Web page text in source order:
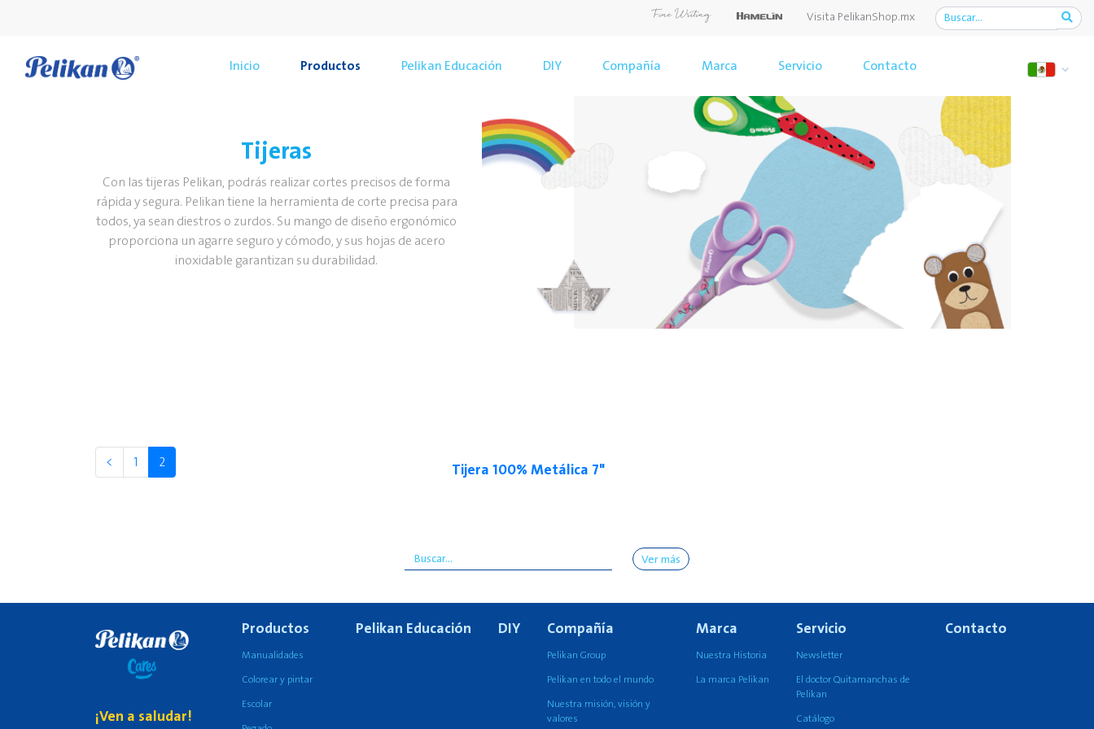
Visita PelikanShop.mx
Inicio Productos Pelikan Educación DIY Compañía Marca Servicio Contacto
Tijeras
Con las tijeras Pelikan, podrás realizar cortes precisos de forma
rápida y segura. Pelikan tiene la herramienta de corte precisa para
todos, ya sean diestros o zurdos. Su mango de diseño ergonómico
proporciona un agarre seguro y cómodo, y sus hojas de acero
inoxidable garantizan su durabilidad.
Tijera 100% Metálica 7"
< 1 2
Ver más
¡Ven a saludar!
Productos
Manualidades
Colorear y pintar
Escolar
Pelikan Educación DIY Compañía
Pelikan Group
Pelikan en todo el mundo
Nuestra misión, visión y
valores
Marca
Nuestra Historia
La marca Pelikan
Servicio
Newsletter
El doctor Quitamanchas de
Pelikan
Catálogo
Contacto